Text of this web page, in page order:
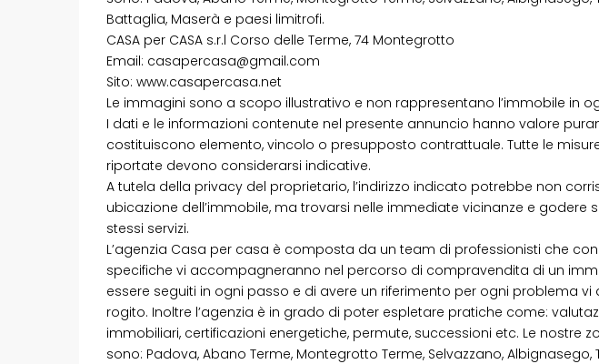
Battaglia, Maserà e paesi limitrofi.
CASA per CASA s.r.l Corso delle Terme, 74 Montegrotto
Email: casapercasa@gmail.com
Sito: www.casapercasa.net
Le immagini sono a scopo illustrativo e non rappresentano l’immobile in
I dati e le informazioni contenute nel presente annuncio hanno valore
costituiscono elemento, vincolo o presupposto contrattuale. Tutte le
riportate devono considerarsi indicative.
A tutela della privacy del proprietario, l’indirizzo indicato potrebbe non
ubicazione dell’immobile, ma trovarsi nelle immediate vicinanze e godere
stessi servizi.
L’agenzia Casa per casa è composta da un team di professionisti che
specifiche vi accompagneranno nel percorso di compravendita di un
essere seguiti in ogni passo e di avere un riferimento per ogni problema vi
rogito. Inoltre l’agenzia è in grado di poter espletare pratiche come:
immobiliari, certificazioni energetiche, permute, successioni etc. Le nostre
sono: Padova, Abano Terme, Montegrotto Terme, Selvazzano, Albignasego,